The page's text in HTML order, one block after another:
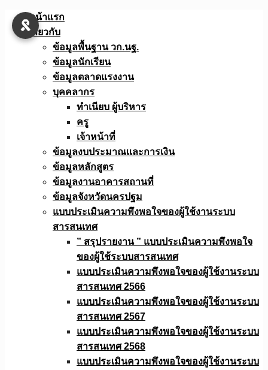
Skip
หน้าแรก
เกี่ยวกับ
ข้อมูลพื้นฐาน วก.นฐ.
ข้อมูลนักเรียน
ข้อมูลตลาดแรงงาน
บุคคลากร
ทำเนียบ ผู้บริหาร
ครู
เจ้าหน้าที่
ข้อมูลงบประมาณเเละการเงิน
ข้อมูลหลักสูตร
ข้อมูลงานอาคารสถานที่
ข้อมูลจังหวัดนครปฐม
แบบประเมินความพึงพอใจของผู้ใช้งานระบบ
สารสนเทศ
” สรุปรายงาน ” แบบประเมินความพึงพอใจ
ของผู้ใช้ระบบสารสนเทศ
แบบประเมินความพึงพอใจของผู้ใช้งานระบบ
สารสนเทศ 2566
แบบประเมินความพึงพอใจของผู้ใช้งานระบบ
สารสนเทศ 2567
แบบประเมินความพึงพอใจของผู้ใช้งานระบบ
สารสนเทศ 2568
แบบประเมินความพึงพอใจของผู้ใช้งานระบบ